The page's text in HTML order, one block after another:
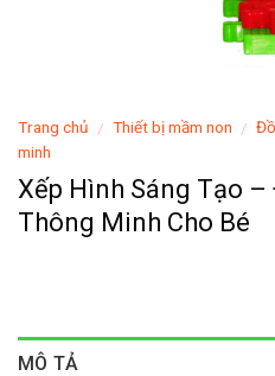
Trang chủ / Thiết bị mầm non /
minh
Xếp Hình Sáng Tạo
Thông Minh Cho Bé
MÔ TẢ